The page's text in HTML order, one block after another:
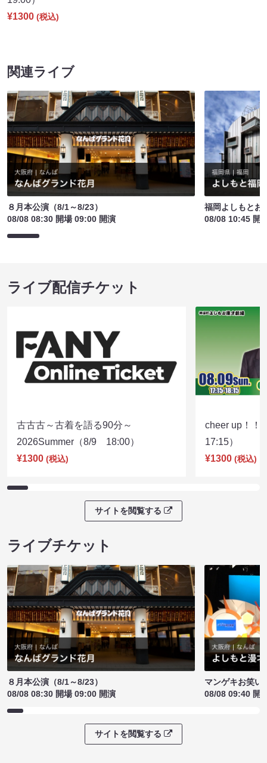
¥1300 (税込)
関連ライブ
８月本公演（8/1～8/23）
08/08 08:30 開場 09:00 開演
福岡よしもとお
08/08 10:45 開
ライブ配信チケット
古古古～古着を語る90分～
2026Summer（8/9 18:00）
¥1300 (税込)
cheer up！
17:15）
¥1300 (税込)
サイトを閲覧する
ライブチケット
８月本公演（8/1～8/23）
08/08 08:30 開場 09:00 開演
マンゲキお笑い
08/08 09:40 開
サイトを閲覧する